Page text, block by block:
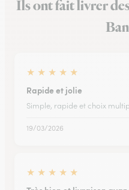
Ils ont fait livrer
★ ★ ★ ★ ★
Rapide et jolie
Simple, rapide et choix
19/03/2026
★ ★ ★ ★ ★